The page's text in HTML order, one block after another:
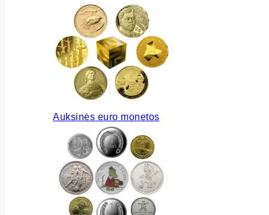
Auksinės euro monetos